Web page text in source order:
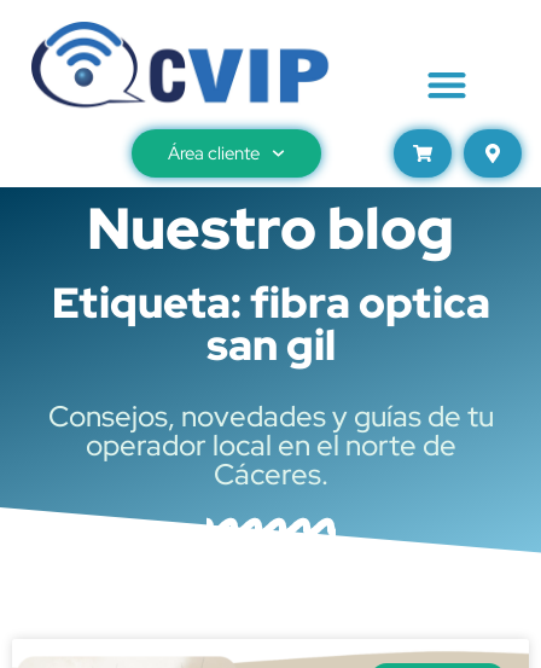
Área cliente
Nuestro blog
Etiqueta: fibra optica
san gil
Consejos, novedades y guías de tu
operador local en el norte de
Cáceres.